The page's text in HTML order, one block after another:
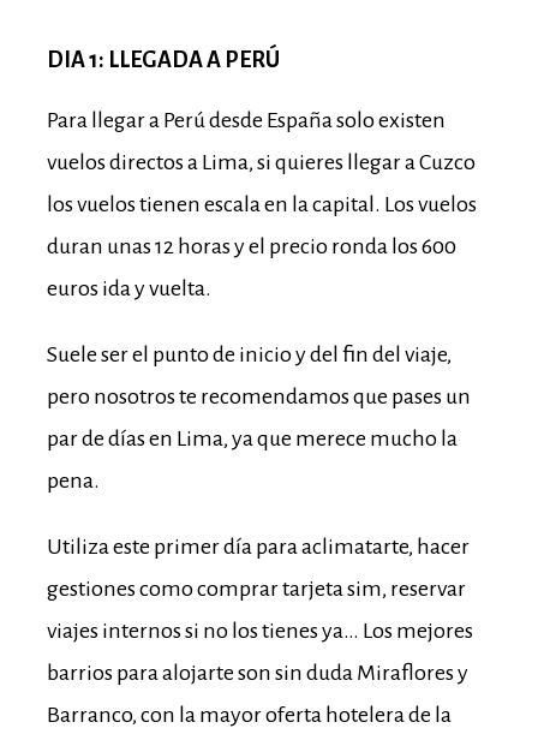
DIA 1: LLEGADA A PERÚ
Para llegar a Perú desde España solo existen
vuelos directos a Lima, si quieres llegar a Cuzco
los vuelos tienen escala en la capital. Los vuelos
duran unas 12 horas y el precio ronda los 600
euros ida y vuelta.
Suele ser el punto de inicio y del fin del viaje,
pero nosotros te recomendamos que pases un
par de días en Lima, ya que merece mucho la
pena.
Utiliza este primer día para aclimatarte, hacer
gestiones como comprar tarjeta sim, reservar
viajes internos si no los tienes ya… Los mejores
barrios para alojarte son sin duda Miraflores y
Barranco, con la mayor oferta hotelera de la